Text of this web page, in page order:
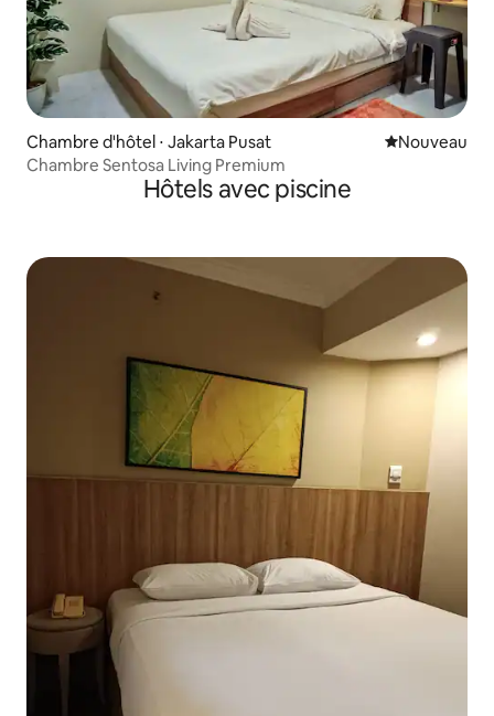
Chambre d'hôtel ⋅ Jakarta Pusat Nouvel
Nouveau
Chambre Sentosa Living Premium
Hôtels avec piscine